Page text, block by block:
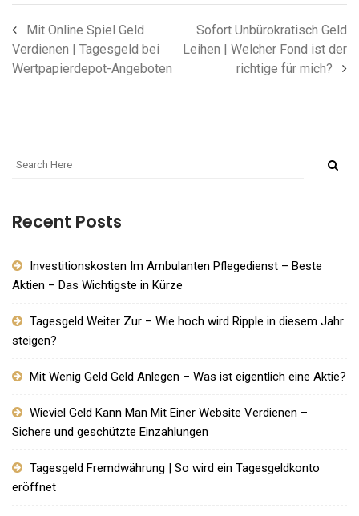
Mit Online Spiel Geld
Verdienen | Tagesgeld bei
Wertpapierdepot-Angeboten
Sofort Unbürokratisch Geld
Leihen | Welcher Fond ist der
richtige für mich?
Recent Posts
Investitionskosten Im Ambulanten Pflegedienst – Beste
Aktien – Das Wichtigste in Kürze
Tagesgeld Weiter Zur – Wie hoch wird Ripple in diesem Jahr
steigen?
Mit Wenig Geld Geld Anlegen – Was ist eigentlich eine Aktie?
Wieviel Geld Kann Man Mit Einer Website Verdienen –
Sichere und geschützte Einzahlungen
Tagesgeld Fremdwährung | So wird ein Tagesgeldkonto
eröffnet